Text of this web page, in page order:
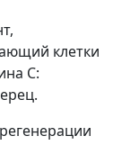
клетки
С: